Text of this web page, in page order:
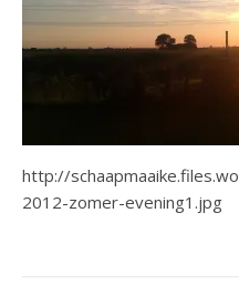
http://
2012-zomer-evening1.jpg